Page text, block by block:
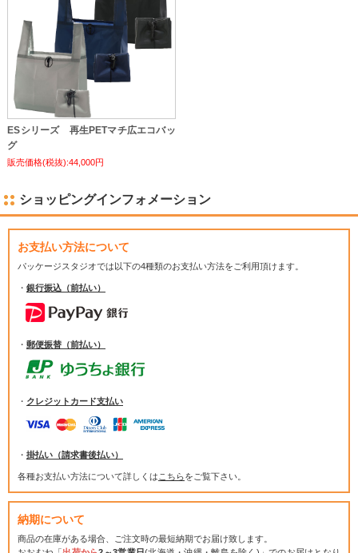
ESシリーズ 再生PETマチ広エコバッ
グ
販売価格(税抜):44,000円
ショッピングインフォメーション
お支払い方法について
パッケージスタジオでは以下の4種類のお支払い方法をご利用頂けます。
・ 銀行振込（前払い）
・ 郵便振替（前払い）
・ クレジットカード支払い
・ 掛払い（請求書後払い）
各種お支払い方法について詳しくは こちらをご覧下さい。
納期について
商品の在庫がある場合、ご注文時の最短納期でお届け致します。